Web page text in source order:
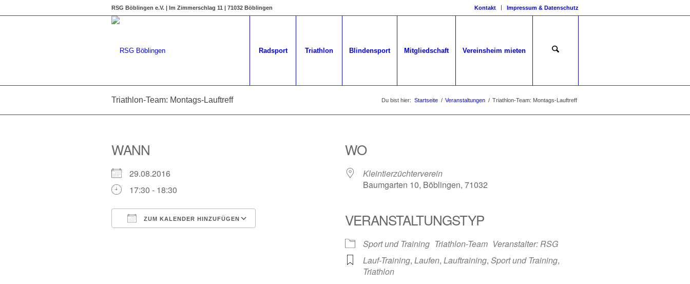
Kontakt Impressum & Datenschutz
RSG Böblingen e.V. | Im Zimmerschlag 11 | 71032 Böblingen
Radsport Triathlon Blindensport Mitgliedschaft Vereinsheim mieten
Triathlon-Team: Montags-Lauftreff Du bist hier: Startseite / Veranstaltungen / Triathlon-Team: Montags-Lauftreff
WANN
29.08.2016
17:30 - 18:30
ZUM KALENDER HINZUFÜGEN
WO
Kleintierzüchterverein
Baumgarten 10, Böblingen, 71032
VERANSTALTUNGSTYP
Sport und Training Triathlon-Team Veranstalter: RSG
Lauf-Training, Laufen, Lauftraining, Sport und Training,
Triathlon